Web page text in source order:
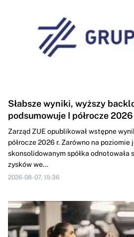
Słabsze wyniki, wyższy
podsumowuje I półrocze 2026
Zarząd ZUE opublikował wstępne
półrocze 2026 r. Zarówno na
skonsolidowanym spółka odnotowała
zysków we...
2026-08-07, 15:36